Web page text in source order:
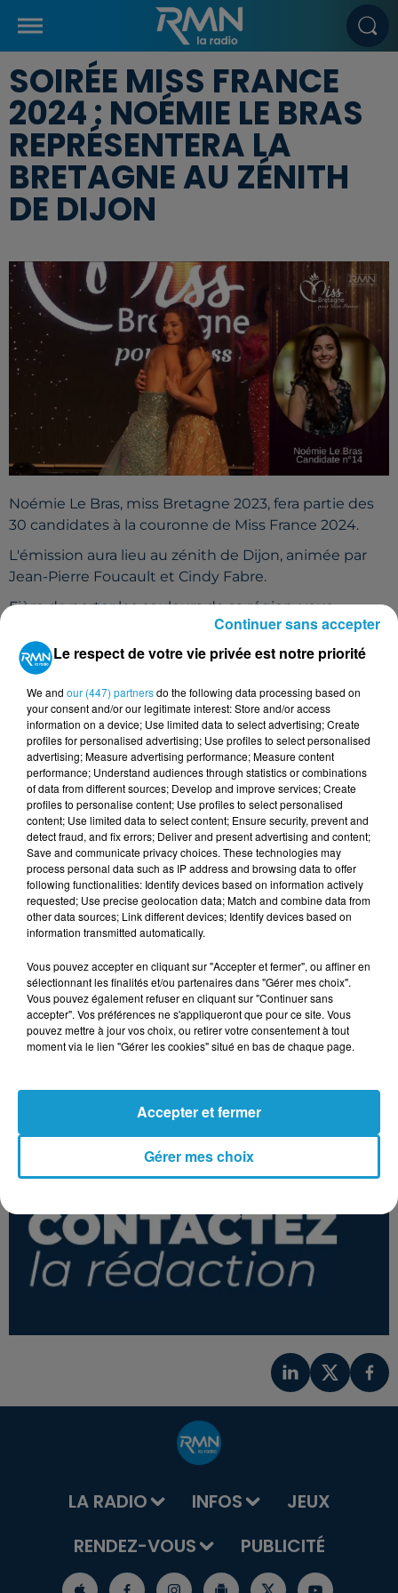
SOIRÉE MISS FRANCE
2024 : NOÉMIE LE BRAS
REPRÉSENTERA LA
BRETAGNE AU ZÉNITH
DE DIJON
Noémie Le Bras, miss Bretagne 2023, fera partie des
30 candidates à la couronne de Miss France 2024.
L'émission aura lieu au zénith de Dijon, animée par
Jean-Pierre Foucault et Cindy Fabre.
Fière de porter les couleurs de sa région, vous
pourrez suivre la performance de Noémie Le Bras à
partir de 21h10 sur TF1 le samedi 16 décembre.
Noémie Le Bras, Miss Bretagne 2023
Publié : 15 décembre 2023 à 15h31
TITRES DIFFUSÉS Voir plus
11h37
11h37
DAYSY FEAT JOSEPH
11h33
11h33
GILBERT MONTAGNE ABBA
LA RADIO INFOS
JEUX
RENDEZ-VOUS
PUBLICITÉ
Le respect de votre vie privée est notre priorité
We and our (447) partnersdo the following data processing based on
your consent and/or our legitimate interest: Store and/or access
information on a device; Use limited data to select advertising; Create
profiles for personalised advertising; Use profiles to select personalised
advertising; Measure advertising performance; Measure content
performance; Understand audiences through statistics or combinations
of data from different sources; Develop and improve services; Create
profiles to personalise content; Use profiles to select personalised
content; Use limited data to select content; Ensure security, prevent and
detect fraud, and fix errors; Deliver and present advertising and content;
Save and communicate privacy choices. These technologies may
process personal data such as IP address and browsing data to offer
following functionalities: Identify devices based on information actively
requested; Use precise geolocation data; Match and combine data from
other data sources; Link different devices; Identify devices based on
information transmitted automatically.
Vous pouvez accepter en cliquant sur "Accepter et fermer", ou affiner en
sélectionnant les finalités et/ou partenaires dans "Gérer mes choix".
Vous pouvez également refuser en cliquant sur "Continuer sans
accepter". Vos préférences ne s'appliqueront que pour ce site. Vous
pouvez mettre à jour vos choix, ou retirer votre consentement à tout
moment via le lien "Gérer les cookies" situé en bas de chaque page.
Gérer mes choix
Accepter et fermer
Continuer sans accepter